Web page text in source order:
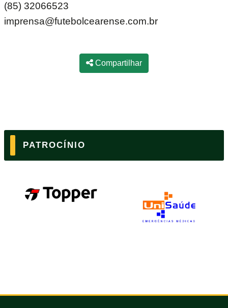
(85) 32066523
imprensa@futebolcearense.com.br
Compartilhar
PATROCÍNIO